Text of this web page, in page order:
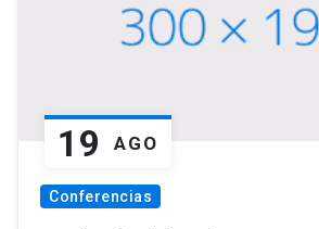
19 AGO
Conferencias